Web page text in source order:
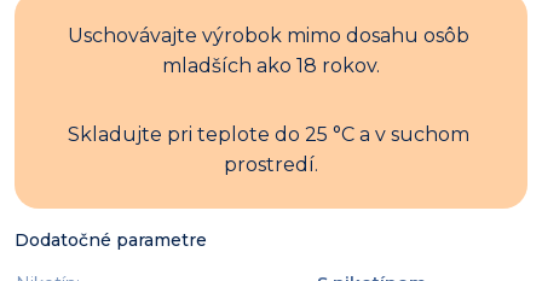
Uschovávajte výrobok mimo dosahu osôb
mladších ako 18 rokov.
Skladujte pri teplote do 25 °C a v suchom
prostredí.
Dodatočné parametre